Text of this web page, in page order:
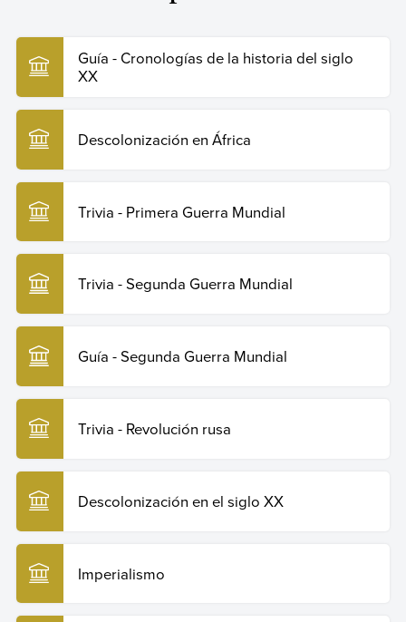
Gayubas, Augusto (30 de marzo de 2025).
Recuperado el 29 de julio de 2026 de
https://humanidades.com/descolonizacion-en-asia/.
Copiar cita
Guía - Cronologías de la historia del siglo
XX
Descolonización en África
Trivia - Primera Guerra Mundial
Trivia - Segunda Guerra Mundial
Guía - Segunda Guerra Mundial
Trivia - Revolución rusa
Descolonización en el siglo XX
Imperialismo